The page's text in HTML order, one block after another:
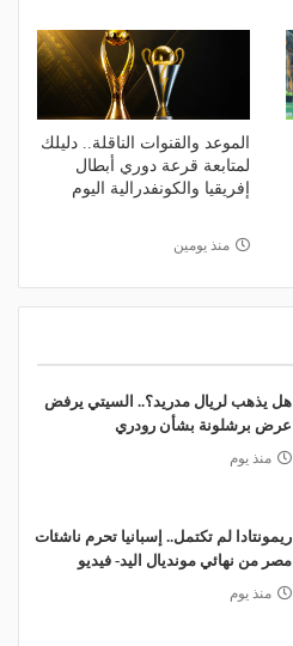
الموعد والقنوات الناقلة.. دليلك
لمتابعة قرعة دوري أبطال
إفريقيا والكونفدرالية اليوم
منذ يومين
هل يذهب لريال مدريد؟.. السيتي يرفض
عرض برشلونة بشأن رودري
منذ يوم
ريمونتادا لم تكتمل.. إسبانيا تحرم ناشئات
مصر من نهائي مونديال اليد- فيديو
منذ يوم